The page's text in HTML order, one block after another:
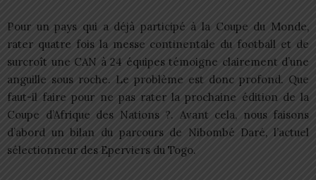
Pour un pays qui a déjà participé à la Coupe du Monde,
rater quatre fois la messe continentale du football et de
surcroît une CAN à 24 équipes témoigne clairement d’une
anguille sous roche. Le problème est donc profond. Que
faut-il faire pour ne pas rater la prochaine édition de la
Coupe d’Afrique des Nations ?. Avant cela, nous faisons
d’abord un bilan du parcours de Nibombé Daré, l’actuel
sélectionneur des Eperviers du Togo.